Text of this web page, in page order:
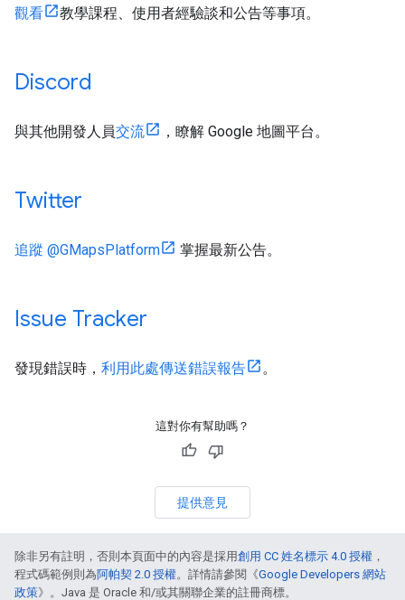
觀看 教學課程、使用者經驗談和公告等事項。
Discord
與其他開發人員交流 ，瞭解 Google 地圖平台。
Twitter
追蹤 @GMapsPlatform 掌握最新公告。
Issue Tracker
發現錯誤時， 利用此處傳送錯誤報告 。
這對你有幫助嗎？
提供意見
除非另有註明，否則本頁面中的內容是採用創用 CC 姓名標示 4.0 授權 ，
程式碼範例則為阿帕契 2.0 授權。詳情請參閱《Google Developers 網站
政策》。Java 是 Oracle 和/或其關聯企業的註冊商標。